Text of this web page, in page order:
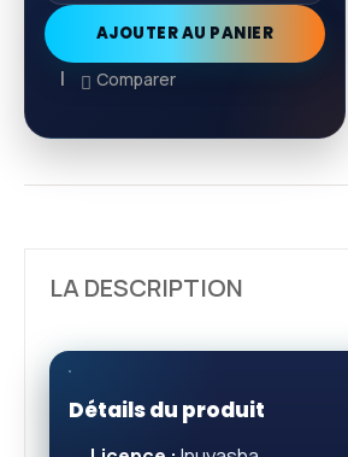
AJOUTER AU PANIER
Comparer
LA DESCRIPTION
Détails du produit